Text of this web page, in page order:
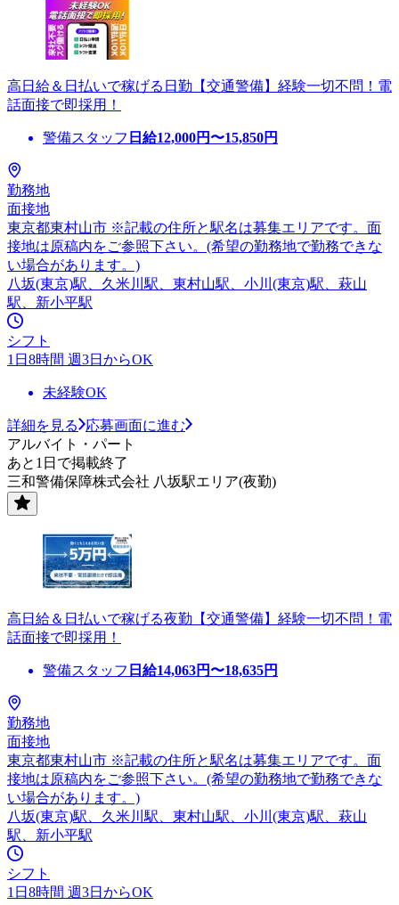
高日給＆日払いで稼げる日勤【交通警備】経験一切不問！電
話面接で即採用！
警備スタッフ 日給12,000円〜15,850円
勤務地
面接地
東京都東村山市 ※記載の住所と駅名は募集エリアです。面
接地は原稿内をご参照下さい。(希望の勤務地で勤務できな
い場合があります。)
八坂(東京)駅、久米川駅、東村山駅、小川(東京)駅、萩山
駅、新小平駅
シフト
1日8時間 週3日からOK
未経験OK
詳細を見る
応募画面に進む
アルバイト・パート
あと1日で掲載終了
三和警備保障株式会社 八坂駅エリア(夜勤)
高日給＆日払いで稼げる夜勤【交通警備】経験一切不問！電
話面接で即採用！
警備スタッフ 日給14,063円〜18,635円
勤務地
面接地
東京都東村山市 ※記載の住所と駅名は募集エリアです。面
接地は原稿内をご参照下さい。(希望の勤務地で勤務できな
い場合があります。)
八坂(東京)駅、久米川駅、東村山駅、小川(東京)駅、萩山
駅、新小平駅
シフト
1日8時間 週3日からOK